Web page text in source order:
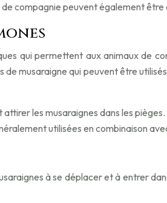
compagnie peuvent également
qui permettent aux animaux de
musaraigne qui peuvent être
les musaraignes dans les pièges.
utilisées en combinaison
à se déplacer et à entrer